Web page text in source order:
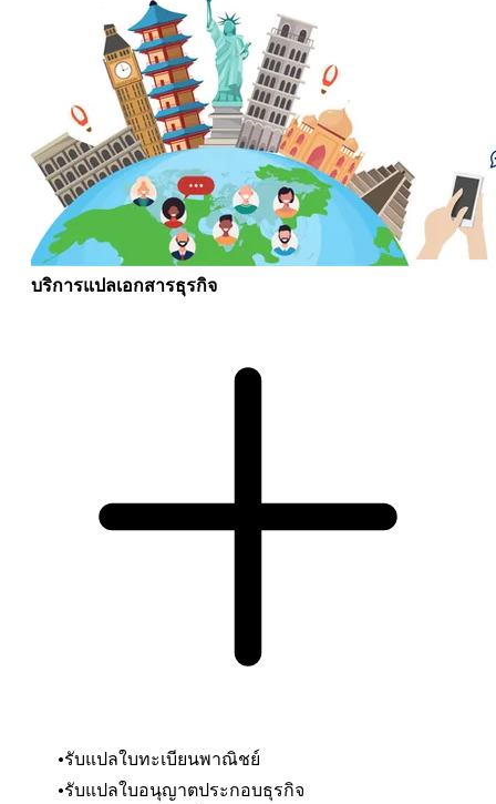
บริการแปลเอกสารธุรกิจ
รับแปลใบทะเบียนพาณิชย์
รับแปลใบอนุญาตประกอบธุรกิจ